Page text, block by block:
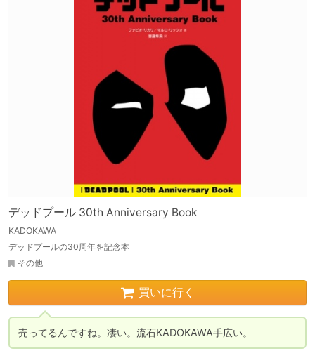
デッドプール 30th Anniversary Book
KADOKAWA
デッドプールの30周年を記念本
その他
買いに行く
売ってるんですね。凄い。流石KADOKAWA手広い。